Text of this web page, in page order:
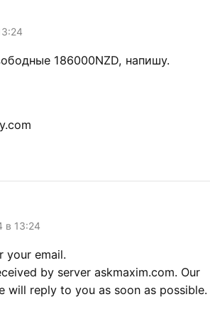
186000NZD, напишу.
в 13:24
your email.
by server askmaxim.com. Our
will reply to you as soon as possible.